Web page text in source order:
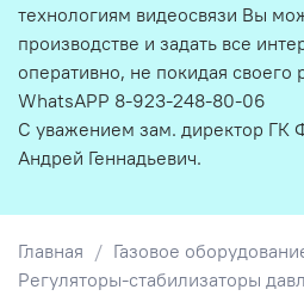
Главная
Газовое
Регуляторы-стабилизаторы
технологиям видеосвязи Вы
производстве и задать все
оперативно, не покидая своего
WhatsAPP 8-923-248-80-06
С уважением зам. директор ГК
Андрей Геннадьевич.